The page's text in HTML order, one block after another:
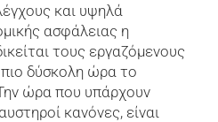
και υψηλά
ασφάλειας η
τους εργαζόμενους
δύσκολη ώρα το
ώρα που υπάρχουν
κανόνες, είναι